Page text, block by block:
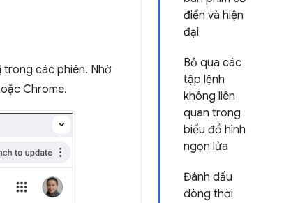
điển và hiện
đại
Bỏ qua các
tập lệnh
không liên
quan trong
biểu đồ hình
ngọn lửa
Đánh dấu
dòng thời
các phiên. Nhờ
Chrome.